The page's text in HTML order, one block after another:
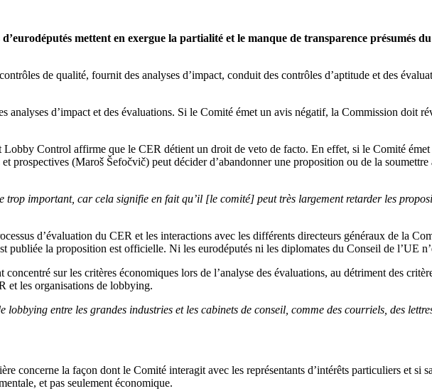
mettent en exergue la partialité et le manque de transparence présumés
de qualité, fournit des analyses d’impact, conduit des contrôles d’aptitude et des
d’impact et des évaluations. Si le Comité émet un avis négatif, la Commission doit
Control affirme que le CER détient un droit de veto de facto. En effet, si le Comité
prospectives (Maroš Šefočvič) peut décider d’abandonner une proposition ou de la
trop important, car cela signifie en fait qu’il [le comité] peut très largement retarder les
d’évaluation du CER et les interactions avec les différents directeurs généraux de la
publiée la proposition est officielle. Ni les eurodéputés ni les diplomates du Conseil de l’UE
sur les critères économiques lors de l’analyse des évaluations, au détriment des
et les organisations de lobbying.
lobbying entre les grandes industries et les cabinets de conseil, comme des courriels, des
concerne la façon dont le Comité interagit avec les représentants d’intérêts particuliers et si
et pas seulement économique.